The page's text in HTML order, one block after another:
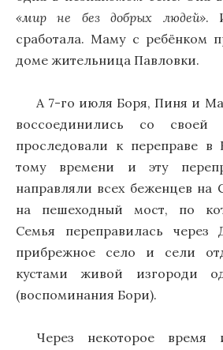
«мир не без добрых людей».
сработала. Маму с ребёнком
доме жительница Павловки.
А 7-го июля Боря, Пиня и
воссоединились со
проследовали к переправе
тому времени и эту
направляли всех беженцев на
на пешеходный мост, по
Семья переправилась
прибрежное село и сели
кустами живой изгороди
(воспоминания Бори).
Через некоторое